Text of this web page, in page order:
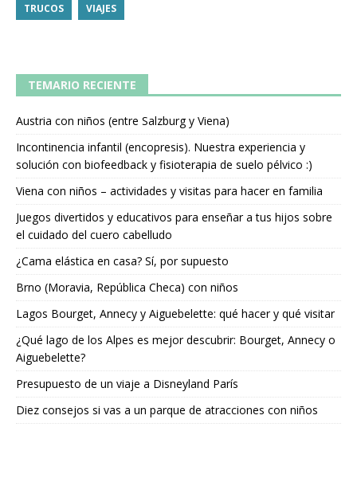
TRUCOS VIAJES
TEMARIO RECIENTE
Austria con niños (entre Salzburg y Viena)
Incontinencia infantil (encopresis). Nuestra experiencia y
solución con biofeedback y fisioterapia de suelo pélvico :)
Viena con niños – actividades y visitas para hacer en familia
Juegos divertidos y educativos para enseñar a tus hijos sobre
el cuidado del cuero cabelludo
¿Cama elástica en casa? Sí, por supuesto
Brno (Moravia, República Checa) con niños
Lagos Bourget, Annecy y Aiguebelette: qué hacer y qué visitar
¿Qué lago de los Alpes es mejor descubrir: Bourget, Annecy o
Aiguebelette?
Presupuesto de un viaje a Disneyland París
Diez consejos si vas a un parque de atracciones con niños